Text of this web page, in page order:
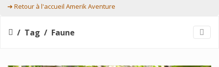
➔ Retour à l'accueil Amerik Aventure
Tag Faune